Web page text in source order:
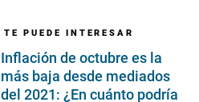
TE PUEDE INTERESAR
Inflación de octubre es la
más baja desde mediados
del 2021: ¿En cuánto podría